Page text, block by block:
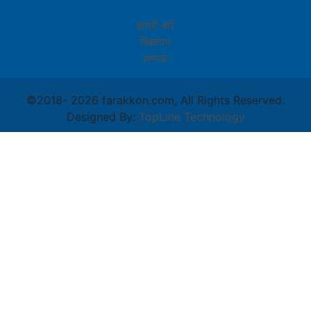
हाम्रो बारे
बिज्ञापन
सम्पर्क
©2018- 2026 farakkon.com, All Rights Reserved.
Designed By: TopLine Technology